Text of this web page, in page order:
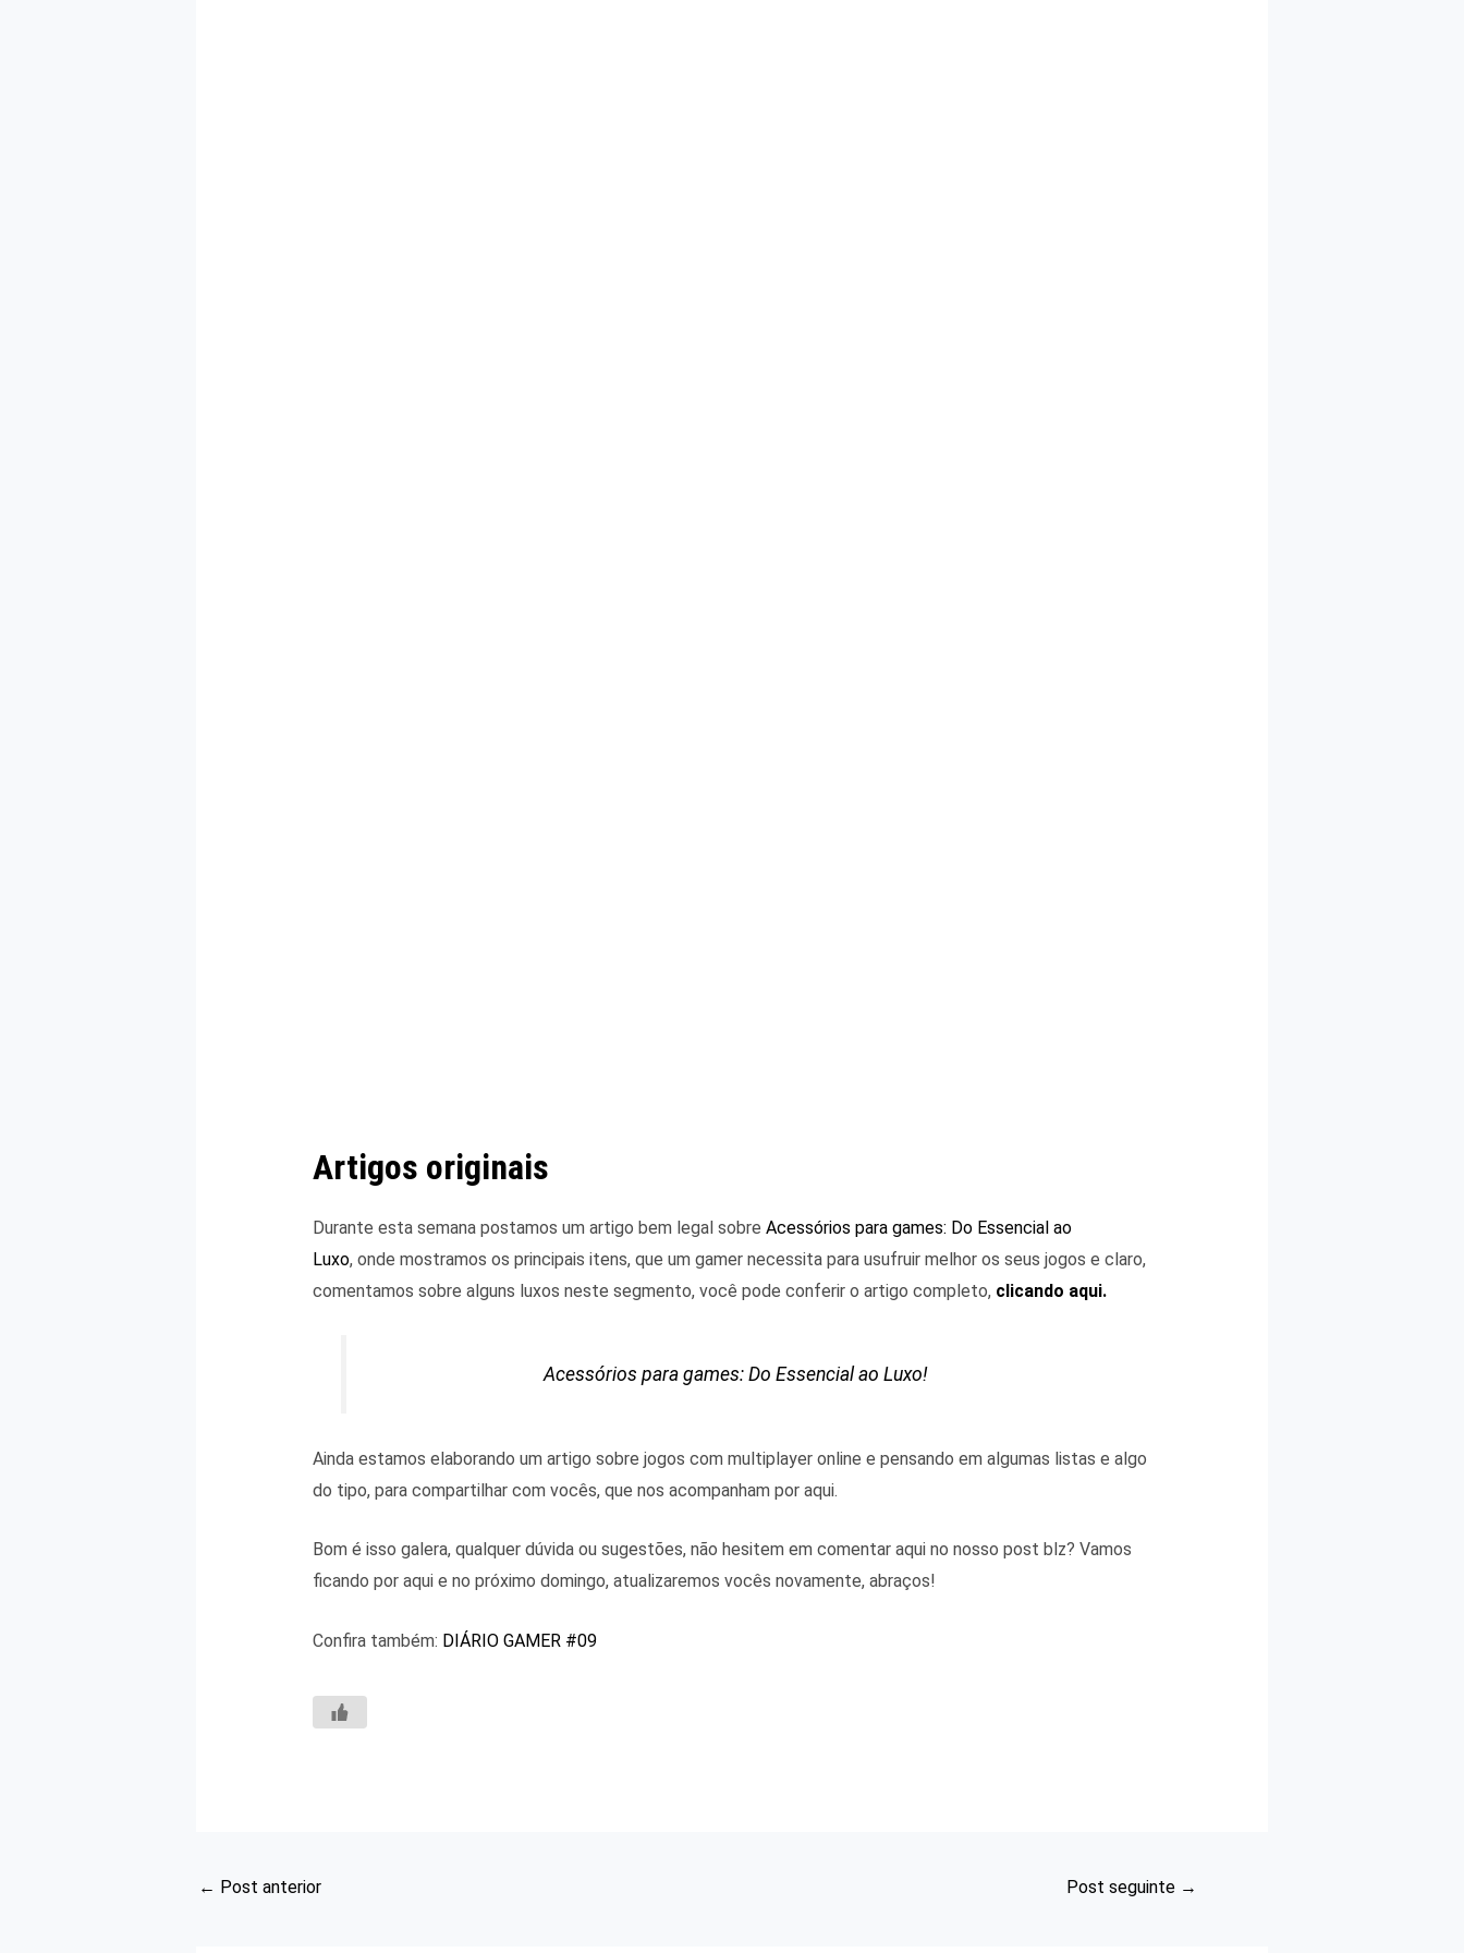
Artigos originais
Durante esta semana postamos um artigo bem legal sobre Acessórios para games: Do Essencial ao
Luxo, onde mostramos os principais itens, que um gamer necessita para usufruir melhor os seus jogos e claro,
comentamos sobre alguns luxos neste segmento, você pode conferir o artigo completo, clicando aqui.
Acessórios para games: Do Essencial ao Luxo!
Ainda estamos elaborando um artigo sobre jogos com multiplayer online e pensando em algumas listas e algo
do tipo, para compartilhar com vocês, que nos acompanham por aqui.
Bom é isso galera, qualquer dúvida ou sugestões, não hesitem em comentar aqui no nosso post blz? Vamos
ficando por aqui e no próximo domingo, atualizaremos vocês novamente, abraços!
Confira também: DIÁRIO GAMER #09
← Post anterior Post seguinte →